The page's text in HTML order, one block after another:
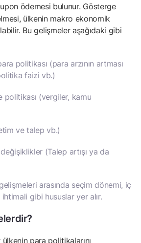
ödemesi bulunur. Gösterge
ülkenin makro ekonomik
Bu gelişmeler aşağıdaki gibi
politikası (para arzının artması
faizi vb.)
politikası (vergiler, kamu
ve talep vb.)
(Talep artışı ya da
arasında seçim dönemi, iç
gibi hususlar yer alır.
para politikalarını